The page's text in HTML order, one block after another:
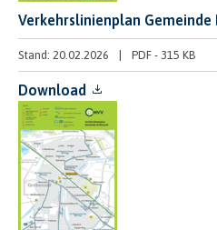
Verkehrslinienplan Gemeinde
Stand: 20.02.2026 PDF - 315 KB
Download